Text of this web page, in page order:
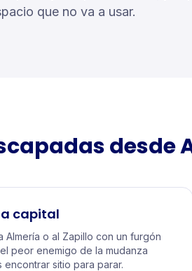
que no va a usar.
desde
capital
Almería o al Zapillo con un furgón
peor enemigo de la mudanza
encontrar sitio para parar.